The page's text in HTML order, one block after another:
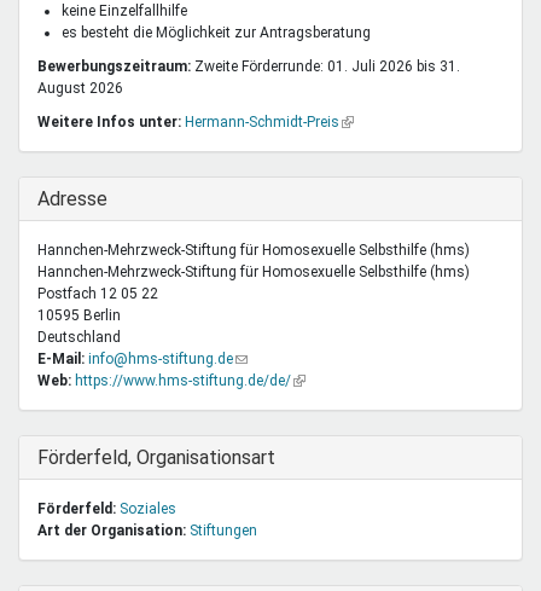
keine Einzelfallhilfe
es besteht die Möglichkeit zur Antragsberatung
Bewerbungszeitraum: Zweite Förderrunde: 01. Juli 2026 bis 31.
August 2026
Weitere Infos unter: Hermann-Schmidt-Preis (Link
Ausblenden
Adresse
Hannchen-Mehrzweck-Stiftung für Homosexuelle Selbsthilfe (hms)
Hannchen-Mehrzweck-Stiftung für Homosexuelle Selbsthilfe (hms)
Postfach 12 05 22
10595 Berlin
Deutschland
E-Mail: info@hms-stiftung.de(Link
sendet
Web: https://www.hms-stiftung.de/de/(Link
Ausblenden
Förderfeld, Organisationsart
Förderfeld: Soziales
Art der Organisation: Stiftungen